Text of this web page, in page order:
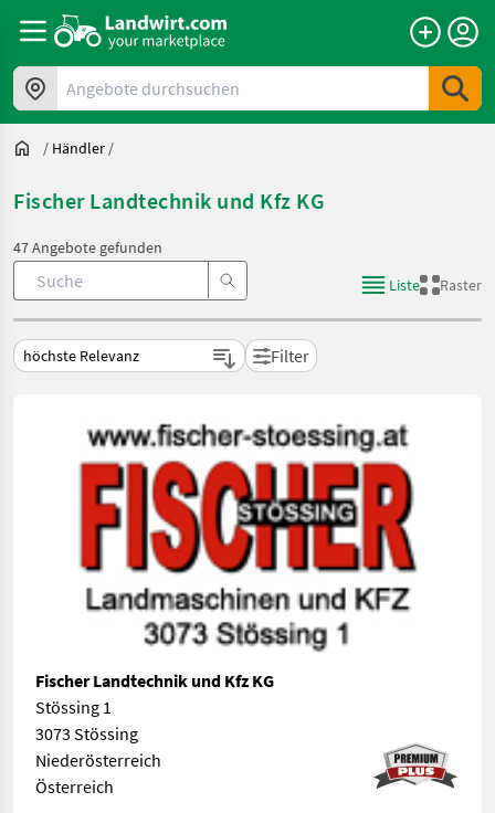
Angebote durchsuchen
/ Händler /
Fischer Landtechnik und Kfz KG
47 Angebote gefunden
Liste
Raster
Filter
Fischer Landtechnik und Kfz KG
Stössing 1
3073 Stössing
Niederösterreich
Österreich